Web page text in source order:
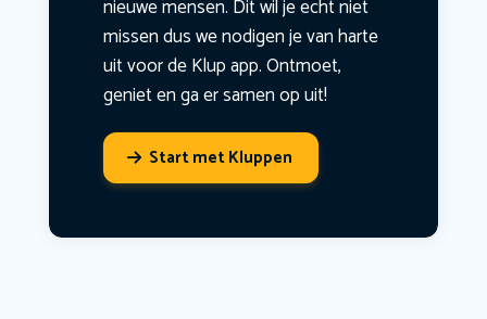
nieuwe mensen. Dit wil je echt niet
missen dus we nodigen je van harte
uit voor de Klup app. Ontmoet,
geniet en ga er samen op uit!
Start met Kluppen